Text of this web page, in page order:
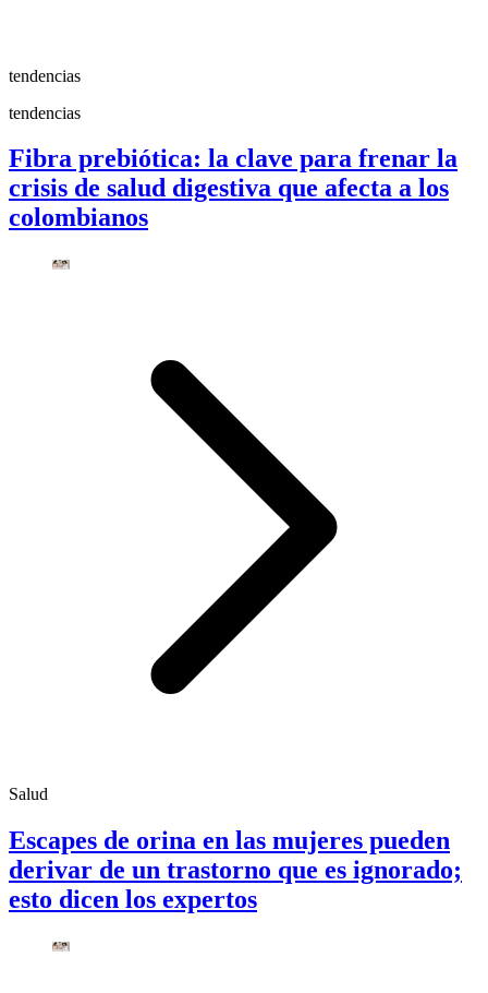
tendencias
tendencias
Fibra prebiótica: la clave para frenar la
crisis de salud digestiva que afecta a los
colombianos
Salud
Escapes de orina en las mujeres pueden
derivar de un trastorno que es ignorado;
esto dicen los expertos